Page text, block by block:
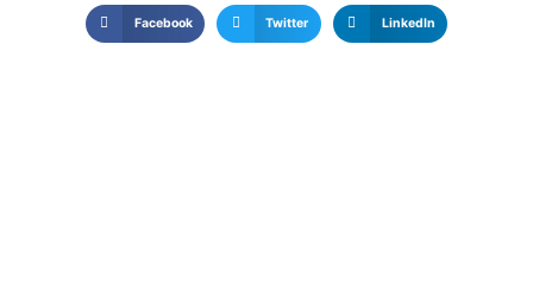
Facebook Twitter LinkedIn